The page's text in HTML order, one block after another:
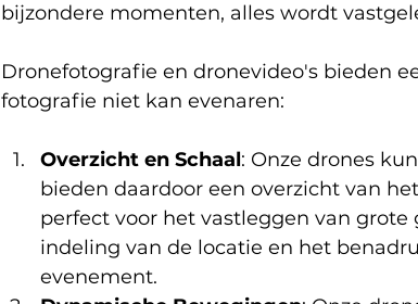
bijzondere momenten, alles wordt
Dronefotografie en dronevideo's bieden
fotografie niet kan evenaren:
Overzicht en Schaal: Onze drones
bieden daardoor een overzicht van
perfect voor het vastleggen van
indeling van de locatie en het
evenement.